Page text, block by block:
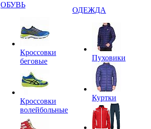
ОБУВЬ
Кроссовки
беговые
Кроссовки
волейбольные
ОДЕЖДА
Пуховики
Куртки